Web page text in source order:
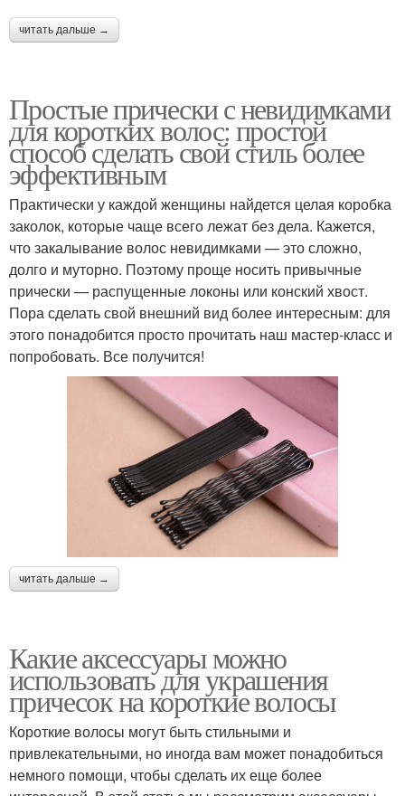
читать дальше →
Простые прически с невидимками
для коротких волос: простой
способ сделать свой стиль более
эффективным
Практически у каждой женщины найдется целая коробка
заколок, которые чаще всего лежат без дела. Кажется,
что закалывание волос невидимками — это сложно,
долго и муторно. Поэтому проще носить привычные
прически — распущенные локоны или конский хвост.
Пора сделать свой внешний вид более интересным: для
этого понадобится просто прочитать наш мастер-класс и
попробовать. Все получится!
читать дальше →
Какие аксессуары можно
использовать для украшения
причесок на короткие волосы
Короткие волосы могут быть стильными и
привлекательными, но иногда вам может понадобиться
немного помощи, чтобы сделать их еще более